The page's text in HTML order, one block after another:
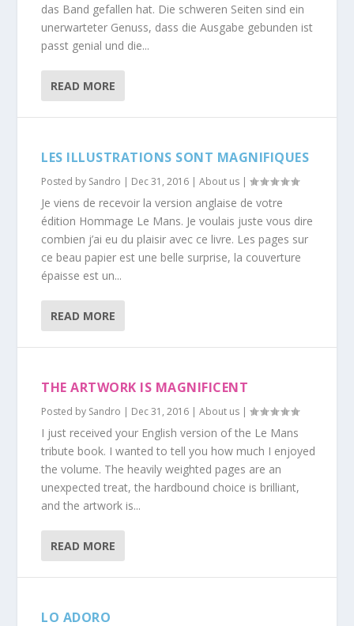
das Band gefallen hat. Die schweren Seiten sind ein
unerwarteter Genuss, dass die Ausgabe gebunden ist
passt genial und die...
READ MORE
LES ILLUSTRATIONS SONT MAGNIFIQUES
Posted by Sandro | Dec 31, 2016 |About us |
Je viens de recevoir la version anglaise de votre
édition Hommage Le Mans. Je voulais juste vous dire
combien j’ai eu du plaisir avec ce livre. Les pages sur
ce beau papier est une belle surprise, la couverture
épaisse est un...
READ MORE
THE ARTWORK IS MAGNIFICENT
Posted by Sandro | Dec 31, 2016 |About us |
I just received your English version of the Le Mans
tribute book. I wanted to tell you how much I enjoyed
the volume. The heavily weighted pages are an
unexpected treat, the hardbound choice is brilliant,
and the artwork is...
READ MORE
LO ADORO